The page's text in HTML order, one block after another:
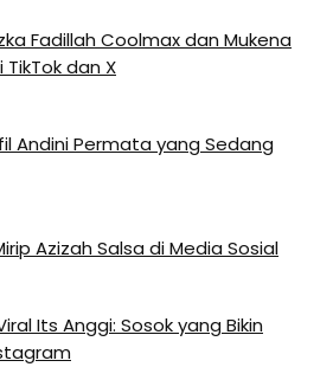
Fadillah Coolmax dan Mukena
dan X
Andini Permata yang Sedang
Azizah Salsa di Media Sosial
Its Anggi: Sosok yang Bikin